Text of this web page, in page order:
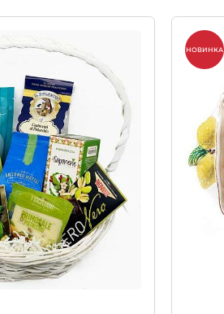
НОВИНКА